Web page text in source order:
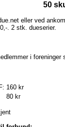
50
eller ved
. 2 stk. dueserier.
i
160 kr
80 kr